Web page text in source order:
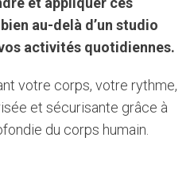
au-delà d’un studio
activités quotidiennes.
votre corps, votre rythme,
et sécurisante grâce à
du corps humain.